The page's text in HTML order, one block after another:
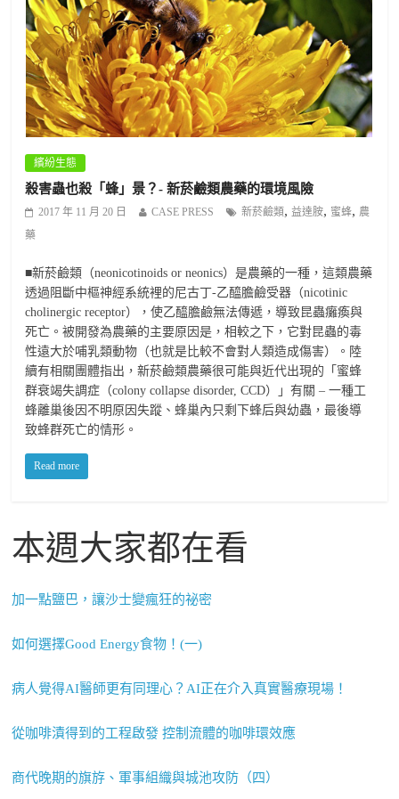
繽紛生態
殺害蟲也殺「蜂」景？- 新菸鹼類農藥的環境風險
2017 年 11 月 20 日 CASE PRESS 新菸鹼類, 益達胺, 蜜蜂, 農
藥
■新菸鹼類（neonicotinoids or neonics）是農藥的一種，這類農藥
透過阻斷中樞神經系統裡的尼古丁-乙醯膽鹼受器（nicotinic
cholinergic receptor），使乙醯膽鹼無法傳遞，導致昆蟲癱瘓與
死亡。被開發為農藥的主要原因是，相較之下，它對昆蟲的毒
性遠大於哺乳類動物（也就是比較不會對人類造成傷害）。陸
續有相關團體指出，新菸鹼類農藥很可能與近代出現的「蜜蜂
群衰竭失調症（colony collapse disorder, CCD）」有關 – 一種工
蜂離巢後因不明原因失蹤、蜂巢內只剩下蜂后與幼蟲，最後導
致蜂群死亡的情形。
Read more
本週大家都在看
加一點鹽巴，讓沙士變瘋狂的祕密
如何選擇Good Energy食物！(一)
病人覺得AI醫師更有同理心？AI正在介入真實醫療現場！
從咖啡漬得到的工程啟發 控制流體的咖啡環效應
商代晚期的旗斿、軍事組織與城池攻防（四）